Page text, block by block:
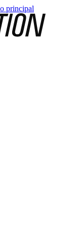
principal